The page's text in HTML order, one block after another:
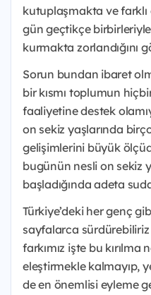
kutuplaşmakta ve
gün geçtikçe
kurmakta zorlandığını
Sorun bundan ibaret
bir kısmı toplumun
faaliyetine destek
on sekiz yaşlarında
gelişimlerini büyük
bugünün nesli on sekiz
başladığında adeta
Türkiye’deki her genç
sayfalarca
farkımız işte bu kırılma
eleştirmekle kalmayıp,
de en önemlisi eyleme